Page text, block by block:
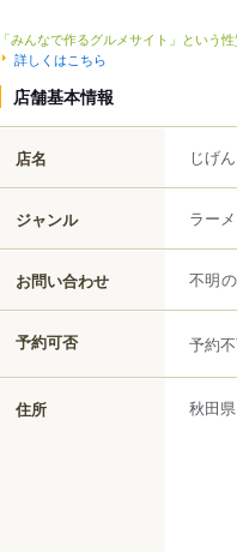
「みんなで作るグルメサイト」という
詳しくはこちら
店舗基本情報
店名 じげん
ジャンル ラー
お問い合わせ 不明
予約可否 予約
住所 秋田県